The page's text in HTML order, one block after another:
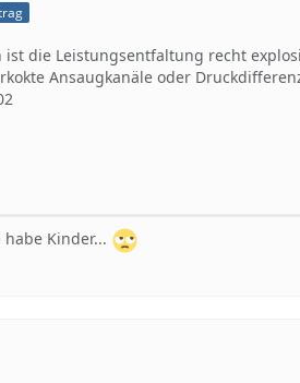
die Leistungsentfaltung recht
Ansaugkanäle oder
Kinder...